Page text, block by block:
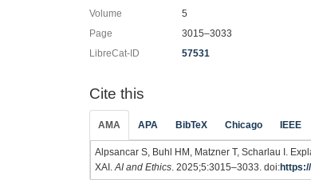
Volume
5
Page
3015–3033
LibreCat-ID
57531
Cite this
AMA APA BibTeX Chicago IEEE
Alpsancar S, Buhl HM, Matzner T, Scharlau I.
XAI. AI and Ethics . 2025;5:3015–3033. doi: